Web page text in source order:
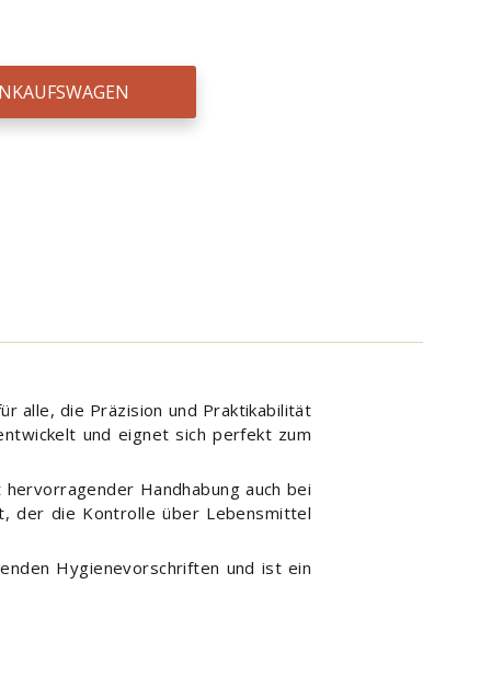
alle, die Präzision und Praktikabilität
und eignet sich perfekt zum
Handhabung auch bei
der die Kontrolle über Lebensmittel
Hygienevorschriften und ist ein